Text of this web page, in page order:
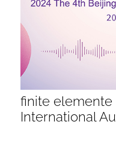
finite elemente
International